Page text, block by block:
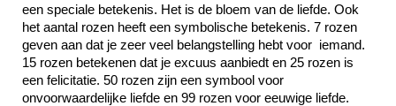
een speciale betekenis. Het is de bloem van de liefde. Ook
het aantal rozen heeft een symbolische betekenis. 7 rozen
geven aan dat je zeer veel belangstelling hebt voor  iemand.
15 rozen betekenen dat je excuus aanbiedt en 25 rozen is
een felicitatie. 50 rozen zijn een symbool voor